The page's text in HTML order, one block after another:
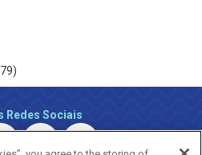
Redes Sociais